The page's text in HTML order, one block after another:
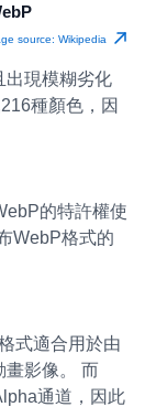
source: Wikipedia
出現模糊劣化
種顏色，因
的特許權使
WebP格式的
式適合用於由
畫影像。 而
通道，因此